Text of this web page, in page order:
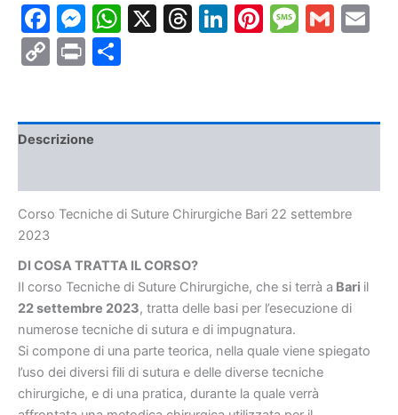
Bari
22
settembre
2023
Facebook
Messenger
WhatsApp
X Threads
LinkedIn
Pinterest
Copy
Print
Descrizione
Corso Tecniche di Suture Chirurgiche Bari 22 settembre
2023
DI COSA TRATTA IL CORSO?
Il corso Tecniche di Suture Chirurgiche, che si terrà a Bari il
22 settembre 2023, tratta delle basi per l’esecuzione di
numerose tecniche di sutura e di impugnatura.
Si compone di una parte teorica, nella quale viene spiegato
l’uso dei diversi fili di sutura e delle diverse tecniche
chirurgiche, e di una pratica, durante la quale verrà